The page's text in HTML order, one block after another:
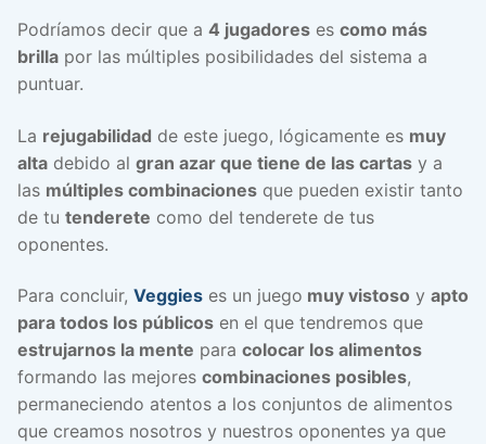
Podríamos decir que a 4 jugadores es como más
brilla por las múltiples posibilidades del sistema a
puntuar.
La rejugabilidad de este juego, lógicamente es muy
alta debido al gran azar que tiene de las cartas y a
las múltiples combinaciones que pueden existir tanto
de tu tenderete como del tenderete de tus
oponentes.
Para concluir, Veggies es un juego muy vistoso y apto
para todos los públicos en el que tendremos que
estrujarnos la mente para colocar los alimentos
formando las mejores combinaciones posibles,
permaneciendo atentos a los conjuntos de alimentos
que creamos nosotros y nuestros oponentes ya que